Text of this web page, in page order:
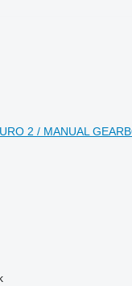
2 / MANUAL